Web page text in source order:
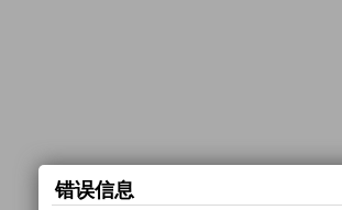
错误信息